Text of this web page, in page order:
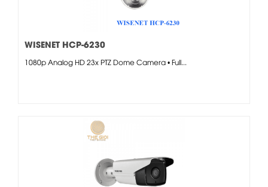
WISENET HCP-6230
1080p Analog HD 23x PTZ Dome Camera • Full...